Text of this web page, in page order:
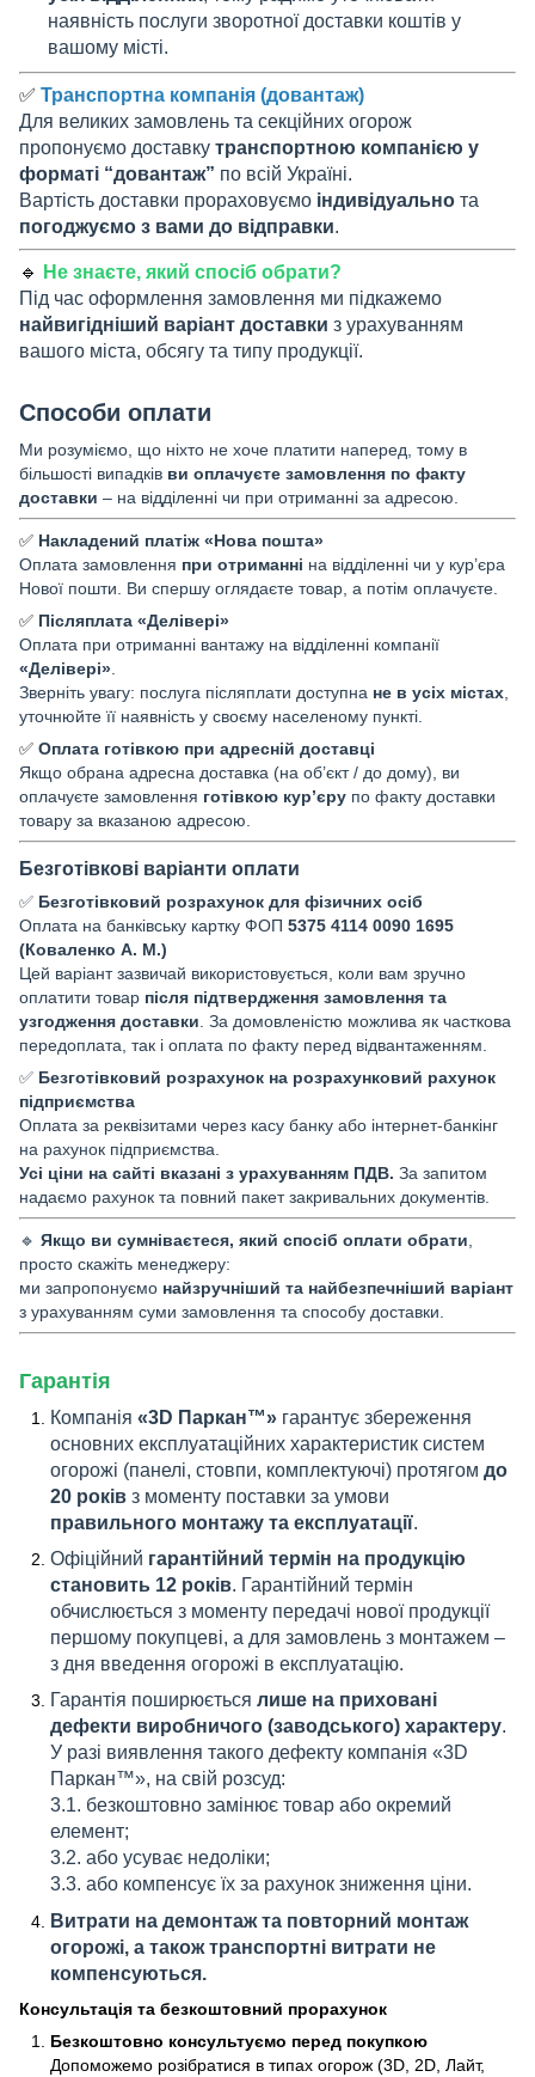
наявність послуги зворотної доставки коштів у
вашому місті.
✅ Транспортна компанія (довантаж)
Для великих замовлень та секційних огорож
пропонуємо доставку транспортною компанією у
форматі “довантаж” по всій Україні.
Вартість доставки прораховуємо індивідуально та
погоджуємо з вами до відправки.
🔹
Не знаєте, який спосіб обрати?
Під час оформлення замовлення ми підкажемо
найвигідніший варіант доставки з урахуванням
вашого міста, обсягу та типу продукції.
Способи оплати
Ми розуміємо, що ніхто не хоче платити наперед, тому в
більшості випадків ви оплачуєте замовлення по факту
доставки – на відділенні чи при отриманні за адресою.
✅ Накладений платіж «Нова пошта»
Оплата замовлення при отриманні на відділенні чи у кур’єра
Нової пошти. Ви спершу оглядаєте товар, а потім оплачуєте.
✅ Післяплата «Делівері»
Оплата при отриманні вантажу на відділенні компанії
«Делівері»
Зверніть увагу: послуга післяплати доступна не в усіх містах
уточнюйте її наявність у своєму населеному пункті.
✅ Оплата готівкою при адресній доставці
Якщо обрана адресна доставка (на об’єкт / до дому), ви
оплачуєте замовлення готівкою кур’єру по факту доставки
товару за вказаною адресою.
Безготівкові варіанти оплати
✅ Безготівковий розрахунок для фізичних осіб
Оплата на банківську картку ФОП 5375 4114 0090 1695
(Коваленко А. М.)
Цей варіант зазвичай використовується, коли вам зручно
оплатити товар після підтвердження замовлення та
узгодження доставки . За домовленістю можлива як часткова
передоплата, так і оплата по факту перед відвантаженням.
✅ Безготівковий розрахунок на розрахунковий рахунок
підприємства
Оплата за реквізитами через касу банку або інтернет-банкінг
на рахунок підприємства.
Усі ціни на сайті вказані з урахуванням ПДВ. За запитом
надаємо рахунок та повний пакет закривальних документів.
🔹 Якщо ви сумніваєтеся, який спосіб оплати обрати
просто скажіть менеджеру:
ми запропонуємо найзручніший та найбезпечніший варіант
з урахуванням суми замовлення та способу доставки.
Гарантія
Компанія «3D Паркан™» гарантує збереження
основних експлуатаційних характеристик систем
огорожі (панелі, стовпи, комплектуючі) протягом до
20 років з моменту поставки за умови
правильного монтажу та експлуатації.
Офіційний гарантійний термін на продукцію
становить 12 років. Гарантійний термін
обчислюється з моменту передачі нової продукції
першому покупцеві, а для замовлень з монтажем –
з дня введення огорожі в експлуатацію.
Гарантія поширюється лише на приховані
дефекти виробничого (заводського) характеру.
У разі виявлення такого дефекту компанія «3D
Паркан™», на свій розсуд:
3.1. безкоштовно замінює товар або окремий
елемент;
3.2. або усуває недоліки;
3.3. або компенсує їх за рахунок зниження ціни.
Витрати на демонтаж та повторний монтаж
огорожі, а також транспортні витрати не
компенсуються.
Консультація та безкоштовний прорахунок
Безкоштовно консультуємо перед покупкою
Допоможемо розібратися в типах огорож (3D, 2D, Лайт,